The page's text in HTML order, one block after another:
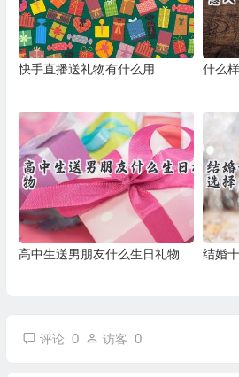
快手直播送礼物有什么用 什么
高中生送男朋友什么生日礼物 结婚
评论 0 访客 0